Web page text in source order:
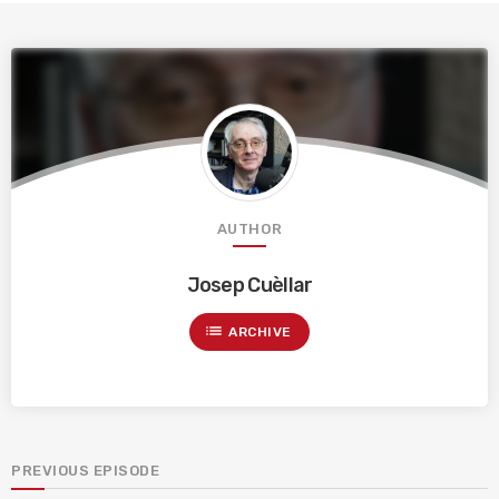
AUTHOR
Josep Cuèllar
list ARCHIVE
PREVIOUS EPISODE